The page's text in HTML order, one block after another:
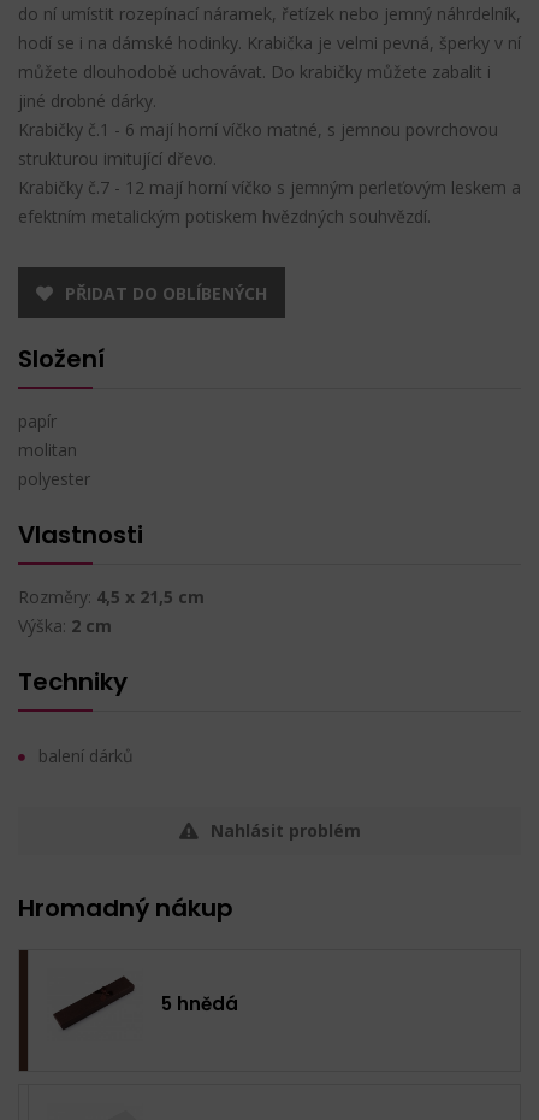
do ní umístit rozepínací náramek, řetízek nebo jemný náhrdelník,
hodí se i na dámské hodinky. Krabička je velmi pevná, šperky v ní
můžete dlouhodobě uchovávat. Do krabičky můžete zabalit i
jiné drobné dárky.
Krabičky č.1 - 6 mají horní víčko matné, s jemnou povrchovou
strukturou imitující dřevo.
Krabičky č.7 - 12 mají horní víčko s jemným perleťovým leskem a
efektním metalickým potiskem hvězdných souhvězdí.
PŘIDAT DO OBLÍBENÝCH
Složení
papír
molitan
polyester
Vlastnosti
Rozměry: 4,5 x 21,5 cm
Výška: 2 cm
Techniky
balení dárků
Nahlásit problém
Hromadný nákup
5 hnědá